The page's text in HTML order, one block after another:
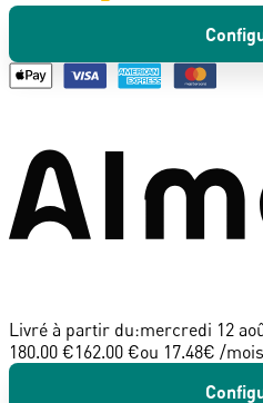
Livré à partir du:mercredi 12
180.00 €162.00 €ou 17.48€ /mois